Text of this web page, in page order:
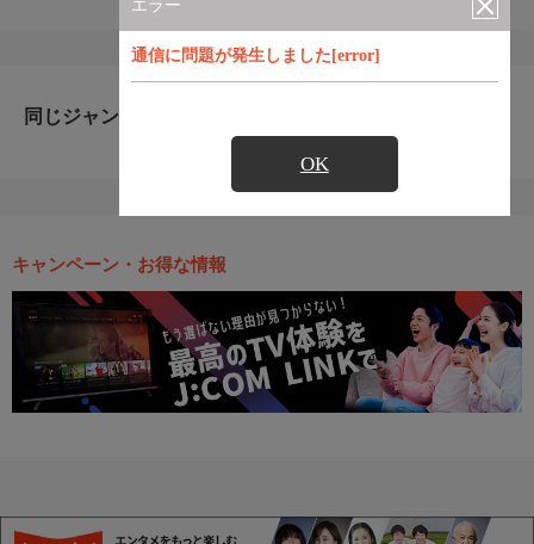
エラー
通信に問題が発生しました[error]
OK
同じジャンルのおすすめ番組
キャンペーン・お得な情報